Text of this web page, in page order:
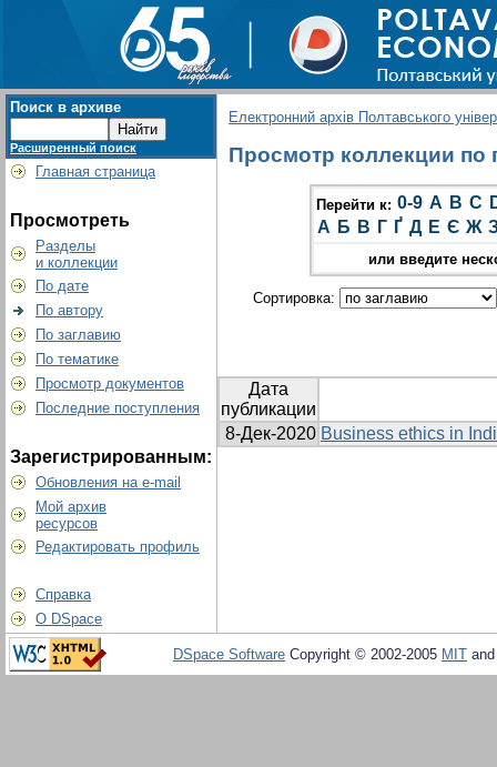
Поиск в архиве
Расширенный поиск
Главная страница
Просмотреть
Разделы
и коллекции
По дате
По автору
По заглавию
По тематике
Просмотр документов
Последние поступления
Зарегистрированным:
Обновления на e-mail
Мой архив
ресурсов
Редактировать профиль
Справка
О DSpace
Електронний архів Полтавського
Просмотр коллекции по
Перейти к: 0-9 A B C
А Б В Г Ґ Д Е Є Ж
или введите
Сортировка:
Дата
публикации
8-Дек-2020 Business ethics in
DSpace Software Copyright © 2002-2005 MIT